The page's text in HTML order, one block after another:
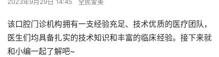
2023年9月29日 14:45 全民爱美
该口腔门诊机构拥有一支经验充足、技术优质的医疗团队，
医生们均具备扎实的技术知识和丰富的临床经验。接下来就
和小编一起了解吧~